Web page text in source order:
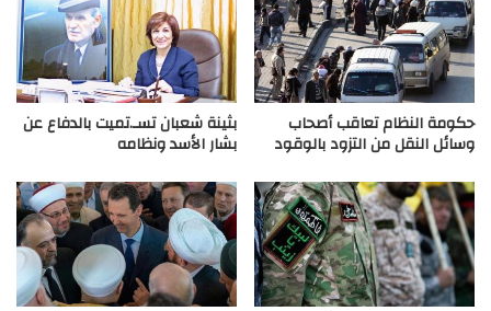
حكومة النظام تعاقب أصحاب
وسائل النقل من التزود بالوقود
بثينة شعبان تسـ.تميت بالدفاع عن
بشار الأسد ونظامه